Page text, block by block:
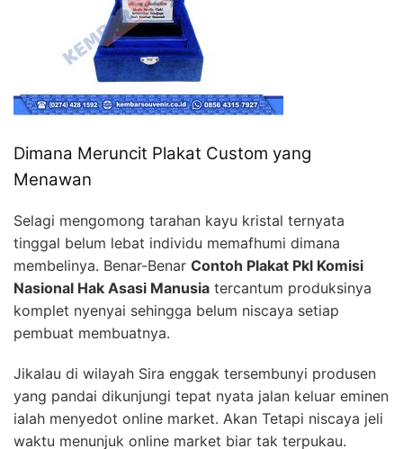
Dimana Meruncit Plakat Custom yang
Menawan
Selagi mengomong tarahan kayu kristal ternyata
tinggal belum lebat individu memafhumi dimana
membelinya. Benar-Benar Contoh Plakat Pkl Komisi
Nasional Hak Asasi Manusia tercantum produksinya
komplet nyenyai sehingga belum niscaya setiap
pembuat membuatnya.
Jikalau di wilayah Sira enggak tersembunyi produsen
yang pandai dikunjungi tepat nyata jalan keluar eminen
ialah menyedot online market. Akan Tetapi niscaya jeli
waktu menunjuk online market biar tak terpukau.